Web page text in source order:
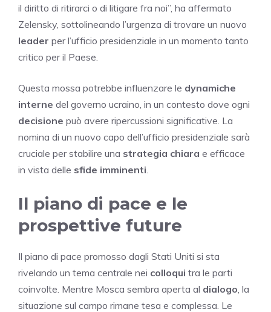
il diritto di ritirarci o di litigare fra noi”, ha affermato
Zelensky, sottolineando l’urgenza di trovare un nuovo
leader per l’ufficio presidenziale in un momento tanto
critico per il Paese.
Questa mossa potrebbe influenzare le dynamiche
interne del governo ucraino, in un contesto dove ogni
decisione può avere ripercussioni significative. La
nomina di un nuovo capo dell’ufficio presidenziale sarà
cruciale per stabilire una strategia chiara e efficace
in vista delle sfide imminenti
Il piano di pace e le
prospettive future
Il piano di pace promosso dagli Stati Uniti si sta
rivelando un tema centrale nei colloqui tra le parti
coinvolte. Mentre Mosca sembra aperta al dialogo , la
situazione sul campo rimane tesa e complessa. Le